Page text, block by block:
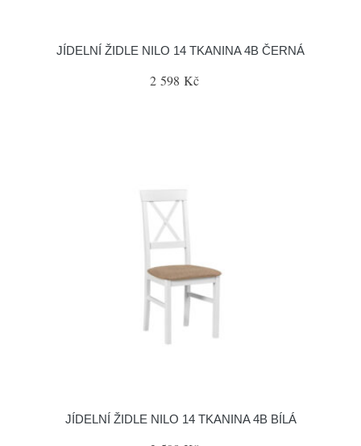
JÍDELNÍ ŽIDLE NILO 14 TKANINA 4B ČERNÁ
2 598 Kč
JÍDELNÍ ŽIDLE NILO 14 TKANINA 4B BÍLÁ